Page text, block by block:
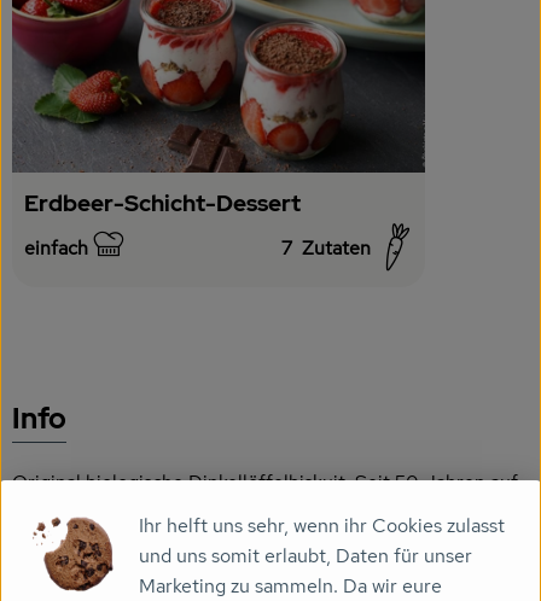
Garten
Saatgut
Gedrucktes
Biomarkt
Wissen
Über uns
Erdbeer-Schicht-Dessert
Schwierigkeit:
einfach 7 Zutaten
Info
Original biologische Dinkellöffelbiskuit. Seit 50 Jahren auf
die Herstellung vonoriginal italienische Biskuits = Savoiardi
=Löffelbiskuits = Biskotten = Lady Fingers spezialisiert. Sie
sind locker und leicht im Geschmack.
Ihr helft uns sehr, wenn ihr Cookies zulasst
und uns somit erlaubt, Daten für unser
Marketing zu sammeln. Da wir eure